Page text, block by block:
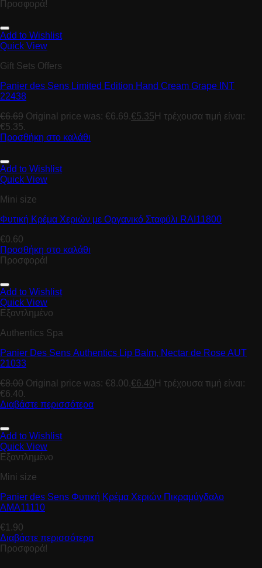
Προσφορά!
Add to Wishlist
Quick View
Gift Sets Offers
Panier des Sens Limited Edition Hand Cream Grape INT
22438
€6.69 Original price was: €6.69.€5.35 Η τρέχουσα τιμή είναι:
€5.35.
Προσθήκη στο καλάθι
Add to Wishlist
Quick View
Mini size
Φυτική Κρέμα Χεριών με Οργανικό Σταφύλι RAI11800
€0.60
Προσθήκη στο καλάθι
Προσφορά!
Add to Wishlist
Quick View
Εξαντλημένο
Authentics Spa
Panier Des Sens Αuthentics Lip Balm, Νectar de Rose AUT
21033
€8.00 Original price was: €8.00.€6.40 Η τρέχουσα τιμή είναι:
€6.40.
Διαβάστε περισσότερα
Add to Wishlist
Quick View
Εξαντλημένο
Mini size
Panier des Sens Φυτική Κρέμα Χεριών Πικραμύγδαλο
AMA11110
€1.90
Διαβάστε περισσότερα
Προσφορά!